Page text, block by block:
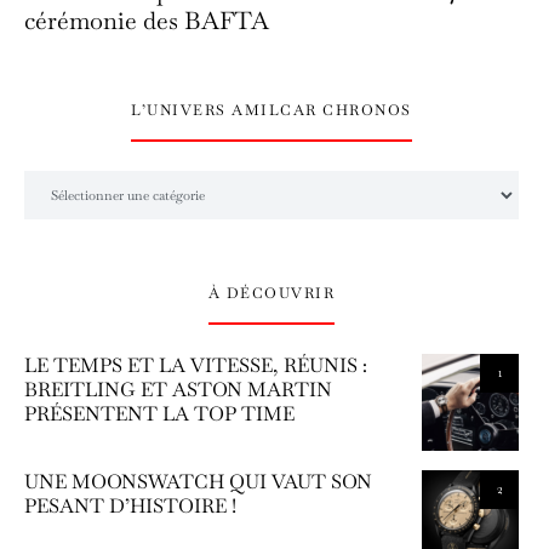
cérémonie des BAFTA
L’UNIVERS AMILCAR CHRONOS
À DÉCOUVRIR
1
LE TEMPS ET LA VITESSE, RÉUNIS :
BREITLING ET ASTON MARTIN
PRÉSENTENT LA TOP TIME
2
UNE MOONSWATCH QUI VAUT SON
PESANT D’HISTOIRE !